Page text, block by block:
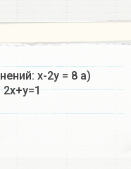
x-2y = 8 а)